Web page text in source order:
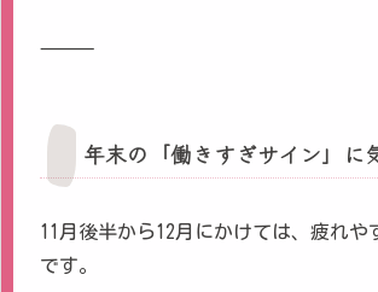
⸻
年末の「働きすぎサイン」に
11月後半から12月にかけては、疲れや
です。